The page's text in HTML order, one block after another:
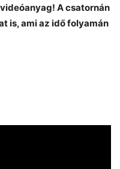
A csatornán
is, ami az idő folyamán